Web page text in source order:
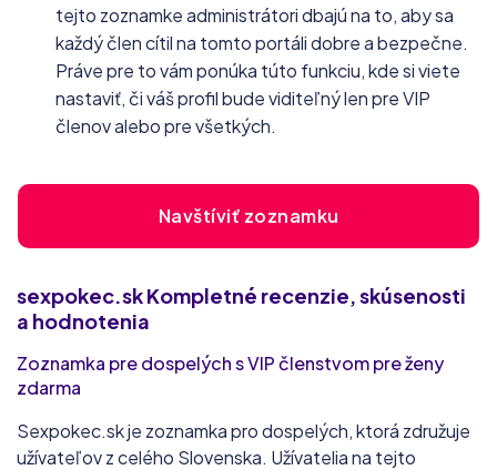
tejto zoznamke administrátori dbajú na to, aby sa
každý člen cítil na tomto portáli dobre a bezpečne.
Práve pre to vám ponúka túto funkciu, kde si viete
nastaviť, či váš profil bude viditeľný len pre VIP
členov alebo pre všetkých.
Navštíviť zoznamku
sexpokec.skKompletné recenzie, skúsenosti
a hodnotenia
Zoznamka pre dospelých s VIP členstvom pre ženy
zdarma
Sexpokec.sk je zoznamka pro dospelých, ktorá združuje
užívateľov z celého Slovenska. Užívatelia na tejto